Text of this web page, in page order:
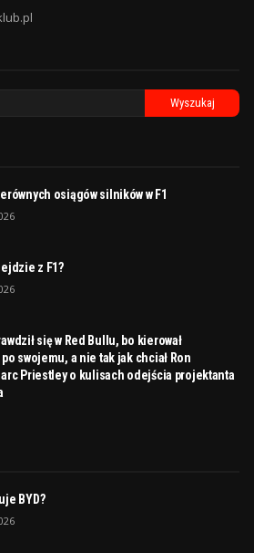
osiągów silników w F1
z F1?
się w Red Bullu, bo kierował
swojemu, a nie tak jak chciał Ron
Priestley o kulisach odejścia projektanta
BYD?